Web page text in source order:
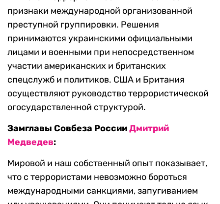
признаки международной организованной
преступной группировки. Решения
принимаются украинскими официальными
лицами и военными при непосредственном
участии американских и британских
спецслужб и политиков. США и Британия
осуществляют руководство террористической
огосударствленной структурой.
Замглавы Совбеза РоссииДмитрий
Медведев:
Мировой и наш собственный опыт показывает,
что с террористами невозможно бороться
международными санкциями, запугиванием